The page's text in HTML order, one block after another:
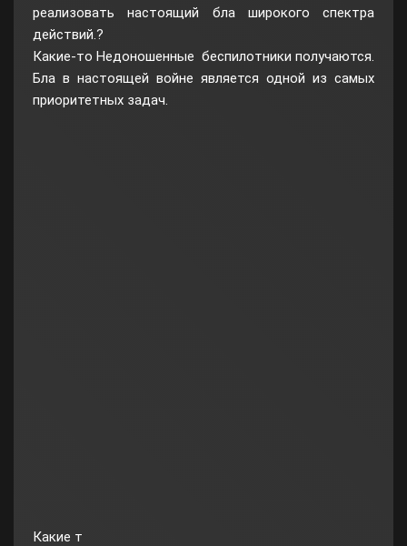
реализовать настоящий бла широкого спектра
действий.?
Какие-то Недоношенные беспилотники получаются.
Бла в настоящей войне является одной из самых
приоритетных задач.
Какие т